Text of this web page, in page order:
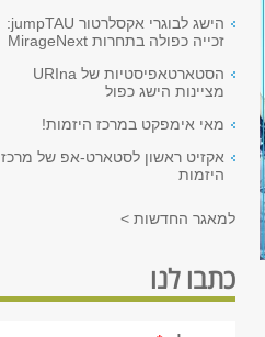
הישג לבוגרי אקסלרטור jumpTAU:
זכייה כפולה בתחרות MirageNext
הסטארטאפיסטיות של URIna
מציינות הישג כפול
מאי אימפקט במרכז היזמות!
אקזיט ראשון לסטארט-אפ של מרכז
היזמות
למאגר החדשות >
כתבו לנו